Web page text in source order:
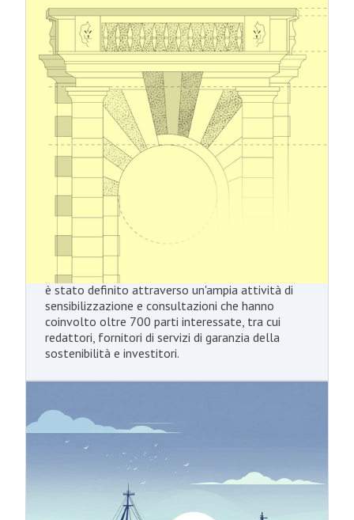
5.12.2025
Lavori in corso sull'Omnibus – uno
sguardo ai nuovi standard
semplificati per la rendicontazione
di sostenibilità
Nel dicembre 2025, l'EFRAG ha presentato alla
Commissione europea la sua bozza di standard
europei semplificati di rendicontazione di
sostenibilità (ESRS) come consulenza tecnica. La
Commissione dovrebbe adottare le modifiche
proposte tramite un atto delegato nella prima
metà del 2026. I principi di rendicontazione di
sostenibilità rivisti mirano a ridurre l'onere di
rendicontazione per le imprese introducendo una
maggiore flessibilità nella rendicontazione CSRD,
pur mantenendo gli obiettivi fondamentali del
Green Deal dell'UE. Il contenuto degli ESRS rivisti
è stato definito attraverso un'ampia attività di
sensibilizzazione e consultazioni che hanno
coinvolto oltre 700 parti interessate, tra cui
redattori, fornitori di servizi di garanzia della
sostenibilità e investitori.
Meccanismo di adeguamento del
carbonio alle frontiere (CBAM)
Il meccanismo di adeguamento carbonio alle
frontiere (CBAM) è uno strumento dell'UE volto
a prevenire la rilocalizzazione delle emissioni di
carbonio, ovvero il trasferimento delle emissioni